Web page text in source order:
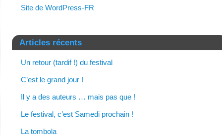
Site de WordPress-FR
Articles récents
Un retour (tardif !) du festival
C’est le grand jour !
Il y a des auteurs … mais pas que !
Le festival, c’est Samedi prochain !
La tombola